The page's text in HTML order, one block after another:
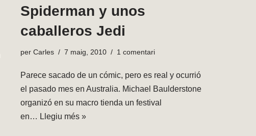
Spiderman y unos
caballeros Jedi
per Carles 7 maig, 2010 1 comentari
Parece sacado de un cómic, pero es real y ocurrió
el pasado mes en Australia. Michael Baulderstone
organizó en su macro tienda un festival
en… Llegiu més »